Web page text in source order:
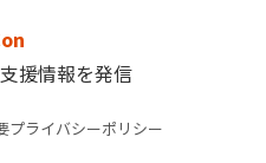
援情報を発信
プライバシーポリシー